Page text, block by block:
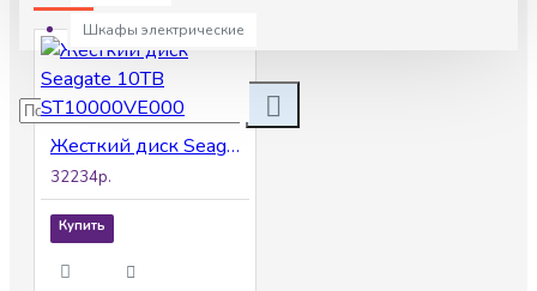
Шкафы электрические
Жесткий диск Seagate 10TB ST10000VE000
32234р.
Купить